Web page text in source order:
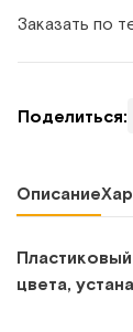
Заказать по
Поделиться:
Описание
цвета,